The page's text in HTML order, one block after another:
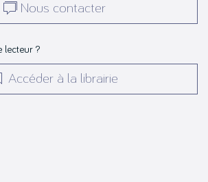
Nous contacter
lecteur ?
Accéder à la librairie